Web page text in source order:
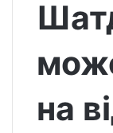
на